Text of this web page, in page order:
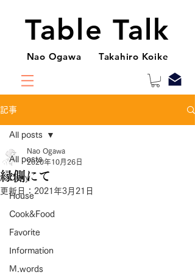
Table Talk
Nao Ogawa Takahiro Koike
記事
All posts
Diary
House
Cook&Food
Favorite
Information
M.words
All posts
縁側にて
Nao Ogawa
2020年10月26日
更新日： 2021年3月21日